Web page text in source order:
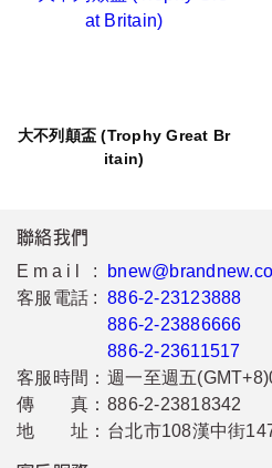
大不列顛盃 (Trophy Great Br
itain)
聯絡我們
Email :
客服電話 : 886-2-23123888
886-2-23886666
886-2-23611517
客服時間： 週一至週五
傳 真： 886-2-23818342
地 址： 台北市108漢中街